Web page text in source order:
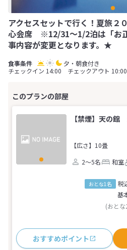
アクセスセットで行く！夏旅
心会席 ※12/31～1/2泊は「お
事内容が変更となります。★
夕・朝食付き
チェックイン 14:00 チェックアウト 10:00
【禁煙】天の
【広さ】10畳
2～5名
和室
おとな1名 税
基
(おと
おすすめポイント